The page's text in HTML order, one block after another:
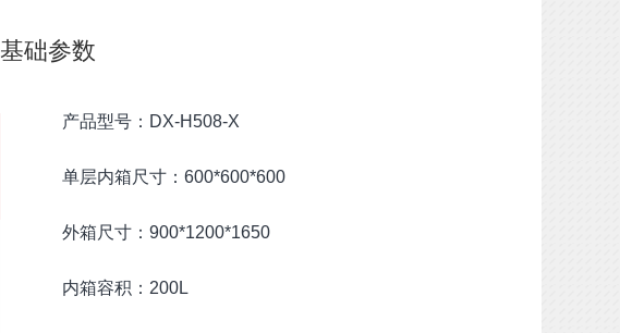
基础参数
产品型号：DX-H508-X
单层内箱尺寸：600*600*600
外箱尺寸：900*1200*1650
内箱容积：200L